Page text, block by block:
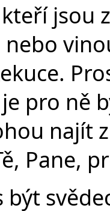
jsou
pro ně
najít
Pane,
být